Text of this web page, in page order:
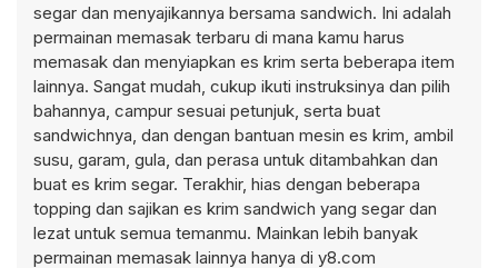
segar dan menyajikannya bersama sandwich. Ini adalah
permainan memasak terbaru di mana kamu harus
memasak dan menyiapkan es krim serta beberapa item
lainnya. Sangat mudah, cukup ikuti instruksinya dan pilih
bahannya, campur sesuai petunjuk, serta buat
sandwichnya, dan dengan bantuan mesin es krim, ambil
susu, garam, gula, dan perasa untuk ditambahkan dan
buat es krim segar. Terakhir, hias dengan beberapa
topping dan sajikan es krim sandwich yang segar dan
lezat untuk semua temanmu. Mainkan lebih banyak
permainan memasak lainnya hanya di y8.com